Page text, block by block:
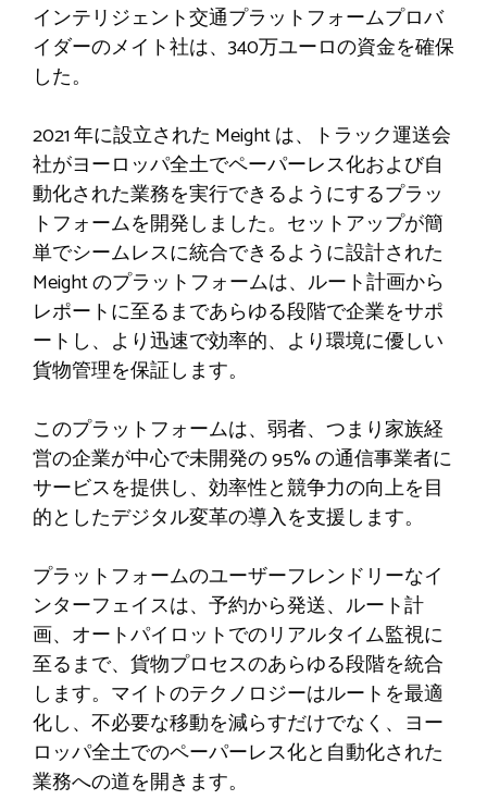
インテリジェント交通プラットフォームプロバ
イダーのメイト社は、340万ユーロの資金を確保
した。
2021 年に設立された Meight は、トラック運送会
社がヨーロッパ全土でペーパーレス化および自
動化された業務を実行できるようにするプラッ
トフォームを開発しました。セットアップが簡
単でシームレスに統合できるように設計された
Meight のプラットフォームは、ルート計画から
レポートに至るまであらゆる段階で企業をサポ
ートし、より迅速で効率的、より環境に優しい
貨物管理を保証します。
このプラットフォームは、弱者、つまり家族経
営の企業が中心で未開発の 95% の通信事業者に
サービスを提供し、効率性と競争力の向上を目
的としたデジタル変革の導入を支援します。
プラットフォームのユーザーフレンドリーなイ
ンターフェイスは、予約から発送、ルート計
画、オートパイロットでのリアルタイム監視に
至るまで、貨物プロセスのあらゆる段階を統合
します。マイトのテクノロジーはルートを最適
化し、不必要な移動を減らすだけでなく、ヨー
ロッパ全土でのペーパーレス化と自動化された
業務への道を開きます。